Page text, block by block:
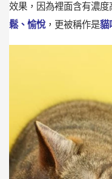
效果，因為裡面含有濃度
鬆、愉悅，更被稱作是貓